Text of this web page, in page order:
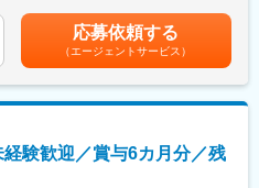
ストが続々と誕生しており、年齢や
を目指せる環境です。
を行う制度を導入しております。半
、半年後には5万円の昇給を実現した
せからから開発、設計、試作、試験
です。ご経験に合わせてできるとこ
定されている商材です。
応募依頼する
（エージェントサービス）
験歓迎／賞与6カ月分／残